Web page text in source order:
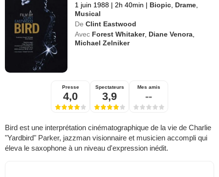
1 juin 1988 | 2h 40min | Biopic Drame
Musical
De Clint Eastwood
Avec Forest Whitaker, Diane Venora
Michael Zelniker
Presse
4,0
Spectateurs
3,9
Mes amis
--
Bird est une interprétation cinématographique de la vie de Charlie
"Yardbird" Parker, jazzman visionnaire et musicien accompli qui
éleva le saxophone à un niveau d'expression inédit.